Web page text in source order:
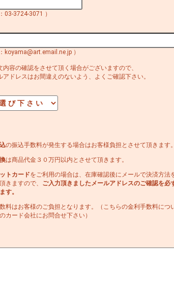
03-3724-3071 ）
：koyama@art.email.ne.jp ）
内容の確認をさせて頂く場合がございますので、
アドレスはお間違えのないよう、よくご確認下さい。
の振込手数料が発生する場合はお客様負担とさせて頂きます。
は商品代金３０万円以内とさせて頂きます。
トカードをご利用の場合は、在庫確認後にメールで決済方法
きますので、 ご入力頂きましたメールアドレスのご確認を必
す。
料はお客様のご負担となります。（こちらの金利手数料につ
カード会社にお問合せ下さい）